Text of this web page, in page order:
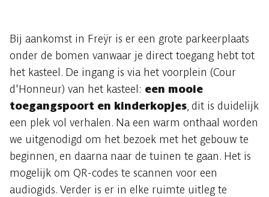
Bij aankomst in Freÿr is er een grote parkeerplaats
onder de bomen vanwaar je direct toegang hebt tot
het kasteel. De ingang is via het voorplein (Cour
d'Honneur) van het kasteel: een mooie
toegangspoort en kinderkopjes , dit is duidelijk
een plek vol verhalen. Na een warm onthaal worden
we uitgenodigd om het bezoek met het gebouw te
beginnen, en daarna naar de tuinen te gaan. Het is
mogelijk om QR-codes te scannen voor een
audiogids. Verder is er in elke ruimte uitleg te